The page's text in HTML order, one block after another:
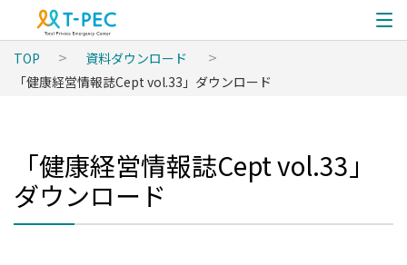
TOP
資料ダウンロード
「健康経営情報誌Cept vol.33」ダウンロード
「健康経営情報誌Cept vol.33」
ダウンロード